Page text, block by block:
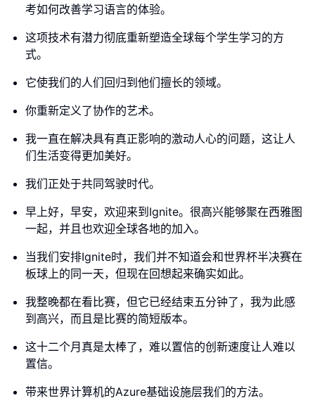
考如何改善学习语言的体验。
这项技术有潜力彻底重新塑造全球每个学生学习的方
式。
它使我们的人们回归到他们擅长的领域。
你重新定义了协作的艺术。
我一直在解决具有真正影响的激动人心的问题，这让人
们生活变得更加美好。
我们正处于共同驾驶时代。
早上好，早安，欢迎来到Ignite。很高兴能够聚在西雅图
一起，并且也欢迎全球各地的加入。
当我们安排Ignite时，我们并不知道会和世界杯半决赛在
板球上的同一天，但现在回想起来确实如此。
我整晚都在看比赛，但它已经结束五分钟了，我为此感
到高兴，而且是比赛的简短版本。
这十二个月真是太棒了，难以置信的创新速度让人难以
置信。
带来世界计算机的Azure基础设施层我们的方法。